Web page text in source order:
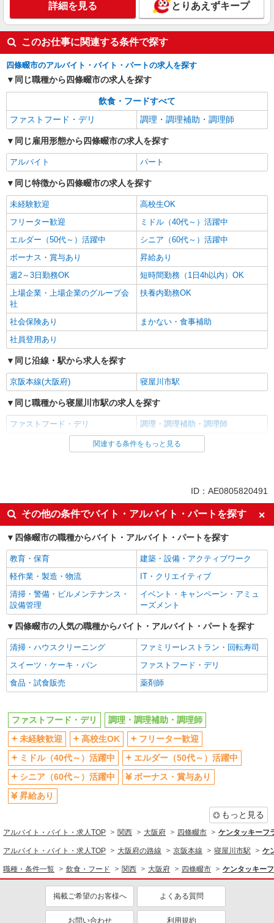
詳細を見る とりあえずキープ
このお仕事に関連する条件で探す
四條畷市のアルバイト・バイト・パートの求人を探す
同じ職種から四條畷市の求人を探す
飲食・フードすべて
ファストフード・デリ
調理・調理補助・調理師
同じ雇用形態から四條畷市の求人を探す
アルバイト パート
同じ特徴から四條畷市の求人を探す
未経験歓迎
高校生OK
フリーター歓迎
ミドル（40代～）活躍中
エルダー（50代～）活躍中
シニア（60代～）活躍中
ボーナス・賞与あり
昇給あり
週2～3日勤務OK
短時間勤務（1日4h以内）OK
上場企業・上場企業のグループ会
社
扶養内勤務OK
社会保険あり
まかない・食事補助
社員登用あり
同じ沿線・駅から求人を探す
京阪本線(大阪府) 寝屋川市駅
同じ職種から寝屋川市駅の求人を探す
ファストフード・デリ 調理・調理補助・調理師
同じ雇用形態から寝屋川市駅の求人を探す
未経験歓迎
高校生OK
フリーター歓迎
ミドル（40代～）活躍中
エルダー（50代～）活躍中
シニア（60代～）活躍中
ボーナス・賞与あり
昇給あり
週2～3日勤務OK
短時間勤務（1日4h以内）OK
上場企業・上場企業のグループ会
社
扶養内勤務OK
社会保険あり
まかない・食事補助
社員登用あり
同じ職種から求人を探す
飲食・フード
同じ特徴から求人を探す
未経験歓迎
高校生OK
ミドル（40代～）活躍中
ボーナス・賞与あり
週2～3日勤務OK
短時間勤務（1日4h以内）OK
上場企業・上場企業のグループ会
社会保険あり
まかない・食事補助
社員登用あり
関連する条件をもっと見る
ID：AE0805820491
その他の条件でバイト・アルバイト・パートを探す
四條畷市の職種からバイト・アルバイト・パートを探す
教育・保育
建築・設備・アクティブワーク
軽作業・製造・物流
IT・クリエイティブ
清掃・警備・ビルメンテナンス・
設備管理
イベント・キャンペーン・アミュ
ーズメント
四條畷市の人気の職種からバイト・アルバイト・パートを探す
清掃・ハウスクリーニング
ファミリーレストラン・回転寿司
スイーツ・ケーキ・パン
ファストフード・デリ
食品・試食販売
薬剤師
ファストフード・デリ
調理・調理補助・調理師
未経験歓迎
高校生OK
フリーター歓迎
ミドル（40代～）活躍中
エルダー（50代～）活躍中
シニア（60代～）活躍中
ボーナス・賞与あり
昇給あり
もっと見る
アルバイト・バイト・求人TOP 関西 大阪府 四條畷市 ケンタッキーフ
アルバイト・バイト・求人TOP 大阪府の路線 京阪本線 寝屋川市駅 ケ
職種・条件一覧 飲食・フード 関西 大阪府 四條畷市 ケンタッキー
掲載ご希望のお客様へ よくある質問
お問い合わせ 利用規約